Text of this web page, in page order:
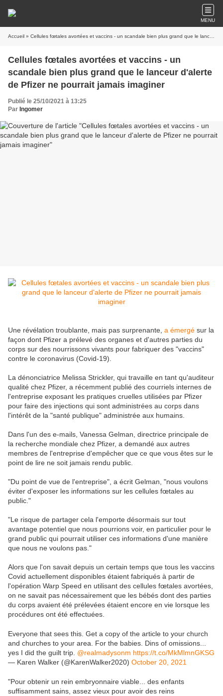
MENU
Accueil » Cellules fœtales avortées et vaccins - un scandale bien plus grand que le lanceur d'alerte de Pfizer ne pourrait jamais imaginer
Cellules fœtales avortées et vaccins - un
scandale bien plus grand que le lanceur d'alerte
de Pfizer ne pourrait jamais imaginer
Publié le 25/10/2021 à 13:25
Par Ingomer
Une révélation troublante, mais pas surprenante, a émergé sur la
façon dont Pfizer a prélevé des organes et d'autres parties du
corps sur des nourrissons vivants pour fabriquer des "vaccins"
contre le coronavirus (Covid-19).
La dénonciatrice Melissa Strickler, qui travaille en tant qu'auditeur
qualité chez Pfizer, a récemment publié des courriels internes de
l'entreprise exposant les pratiques cruelles utilisées par Pfizer
pour faire des injections qui sont administrées au corps dans
l'intérêt de la "santé publique" administrée aux humains.
Dans l'un des e-mails, Vanessa Gelman, directrice principale de
la recherche mondiale chez Pfizer, a demandé aux autres
membres de l'entreprise d'empêcher que ce que vous êtes sur le
point de lire ne soit jamais rendu public.
"Du point de vue de l'entreprise", a écrit Gelman, "nous voulons
éviter d'exposer les informations sur les cellules fœtales au
public."
"Le risque de partager cela l'emporte désormais sur tout
avantage potentiel que nous pourrions voir, en particulier pour le
grand public qui pourrait utiliser ces informations d'une manière
que nous ne voulons pas."
Alors que l'on savait depuis un certain temps que tous les vaccins
Covid actuellement disponibles étaient fabriqués à partir de
l'opération Warp Speed ​​​​en utilisant des cellules fœtales avortées,
on ne savait pas nécessairement que les bébés dont des parties
du corps avaient été prélevées étaient encore en vie lorsque les
procédures ont été effectuées.
Everyone that sees this. Get a copy of the article to your church
and churches to your area. For the babies. Dins of omissions...
yes I did the guilt trip. @realmadysonm https://t.co/MkMlmnGKSG
— Karen Walker (@KarenWalker2020) October 20, 2021
"Pour obtenir un rein embryonnaire viable... des enfants
suffisamment sains, assez vieux pour avoir des reins